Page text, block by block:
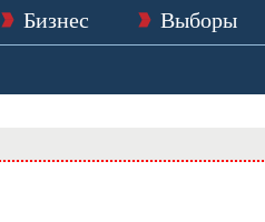
Бизнес Выборы